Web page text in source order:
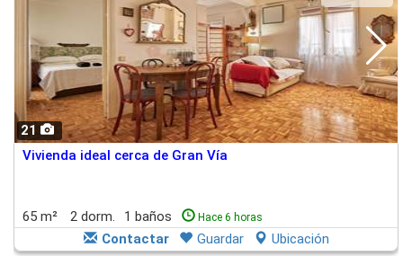
21
Vivienda ideal cerca de Gran Vía
65 m² 2 dorm. 1 baños Hace 6 horas
Contactar Guardar Ubicación